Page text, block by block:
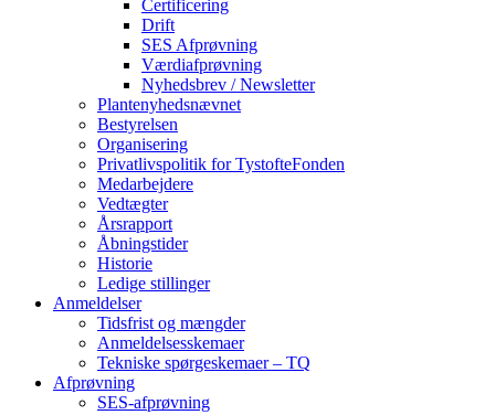
Certificering
Drift
SES Afprøvning
Værdiafprøvning
Nyhedsbrev / Newsletter
Plantenyhedsnævnet
Bestyrelsen
Organisering
Privatlivspolitik for TystofteFonden
Medarbejdere
Vedtægter
Årsrapport
Åbningstider
Historie
Ledige stillinger
Anmeldelser
Tidsfrist og mængder
Anmeldelsesskemaer
Tekniske spørgeskemaer – TQ
Afprøvning
SES-afprøvning